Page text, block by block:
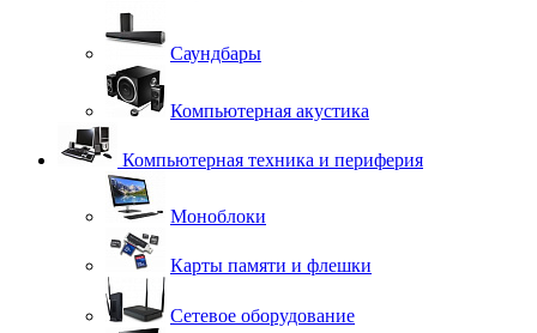
Саундбары
Компьютерная акустика
Компьютерная техника и периферия
Моноблоки
Карты памяти и флешки
Сетевое оборудование